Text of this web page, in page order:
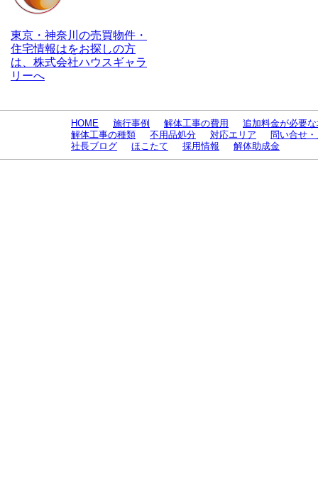
東京・神奈川の売買物件・
住宅情報はをお探しの方
は、株式会社ハウスギャラ
リーへ
HOME 施行事例 解体工事の費用
追加料金が必要
解体工事の種類
不用品処分 対応エリア
問い合せ
社長ブログ
ほこたて 採用情報 解体助成金